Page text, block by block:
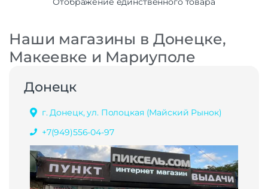
Наши магазины в Донецке,
Макеевке и Мариуполе
Донецк
г. Донецк, ул. Полоцкая (Майский Рынок)
+7(949)556-04-97